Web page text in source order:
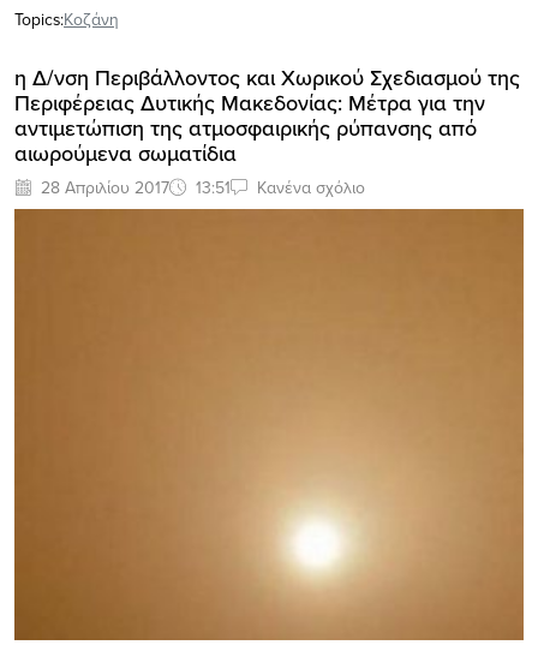
Topics:Κοζάνη
η Δ/νση Περιβάλλοντος και Χωρικού Σχεδιασμού της
Περιφέρειας Δυτικής Μακεδονίας: Μέτρα για την
αντιμετώπιση της ατμοσφαιρικής ρύπανσης από
αιωρούμενα σωματίδια
28 Απριλίου 2017 13:51 Κανένα σχόλιο